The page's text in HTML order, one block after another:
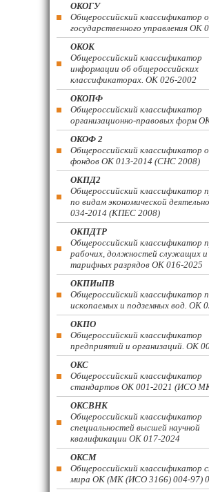
ОКОГУ
Общероссийский классификатор
государственного управления ОК
ОКОК
Общероссийский классификатор
информации об общероссийских
классификаторах. ОК 026-2002
ОКОПФ
Общероссийский классификатор
организационно-правовых форм
ОКОФ 2
Общероссийский классификатор
фондов ОК 013-2014 (СНС 2008)
ОКПД2
Общероссийский классификатор
по видам экономической
034-2014 (КПЕС 2008)
ОКПДТР
Общероссийский классификатор
рабочих, должностей служащих и
тарифных разрядов ОК 016-2025
ОКПИиПВ
Общероссийский классификатор
ископаемых и подземных вод. ОК
ОКПО
Общероссийский классификатор
предприятий и организаций. ОК
ОКС
Общероссийский классификатор
стандартов ОК 001-2021 (ИСО
ОКСВНК
Общероссийский классификатор
специальностей высшей научной
квалификации ОК 017-2024
ОКСМ
Общероссийский классификатор
мира ОК (МК (ИСО 3166) 004-97)